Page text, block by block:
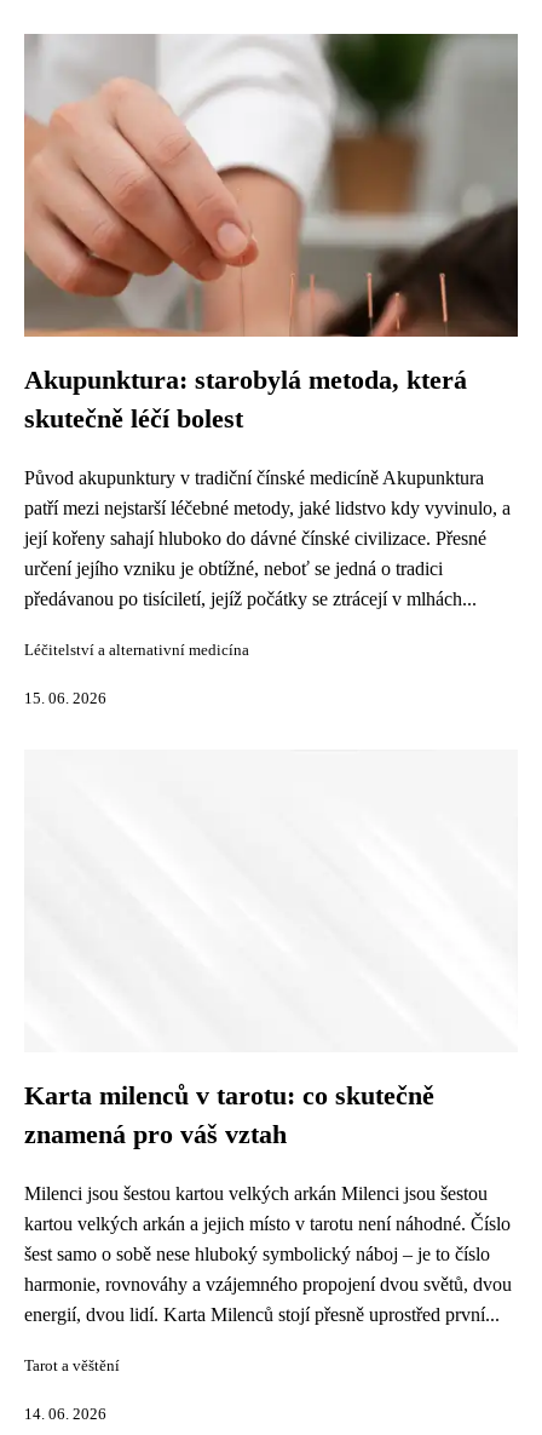
Akupunktura: starobylá metoda, která
skutečně léčí bolest
Původ akupunktury v tradiční čínské medicíně Akupunktura
patří mezi nejstarší léčebné metody, jaké lidstvo kdy vyvinulo, a
její kořeny sahají hluboko do dávné čínské civilizace. Přesné
určení jejího vzniku je obtížné, neboť se jedná o tradici
předávanou po tisíciletí, jejíž počátky se ztrácejí v mlhách...
Léčitelství a alternativní medicína
15. 06. 2026
Karta milenců v tarotu: co skutečně
znamená pro váš vztah
Milenci jsou šestou kartou velkých arkán Milenci jsou šestou
kartou velkých arkán a jejich místo v tarotu není náhodné. Číslo
šest samo o sobě nese hluboký symbolický náboj – je to číslo
harmonie, rovnováhy a vzájemného propojení dvou světů, dvou
energií, dvou lidí. Karta Milenců stojí přesně uprostřed první...
Tarot a věštění
14. 06. 2026